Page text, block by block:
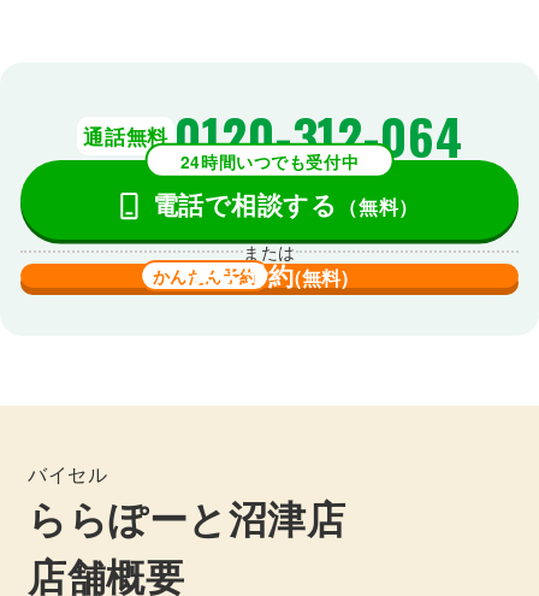
通話無料 0120-312-064
24時間いつでも受付中
電話で相談する （無料）
または
かんたん予約
来店予約(無料)
バイセル
ららぽーと沼津店
店舗概要